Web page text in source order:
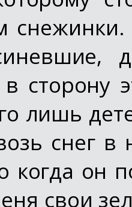
в сторону
лишь
снег
когда он
свои